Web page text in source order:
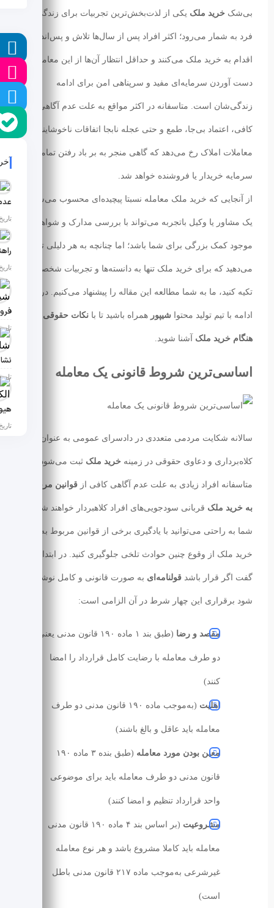
تاریخ
تاریخ
تاریخ
تاریخ
تاریخ
بی‌شک خرید ملک یکی از لذت‌بخش‌ترین تجربیات برای زندگی هر
فرد به شمار می‌رود؛ اکثر افراد پس از سال‌ها تلاش و پس‌انداز
اقدام به خرید ملک می‌کنند و حداقل انتظار آن‌ها از این معامله به
دست آوردن سرمایه‌ای مفید و سرپناهی امن برای ادامه
زندگی‌شان است. متاسفانه در اکثر مواقع به علت عدم آگاهی
کافی، اعتماد بی‌جا، طمع و حتی عجله نابجا اتفاقات ناخوشایندی در
معاملات املاک رخ می‌دهد که گاهی منجر به بر باد رفتن تمامی
سرمایه خریدار یا فروشنده خواهد شد.
از آنجایی که خرید ملک معامله نسبتا پیچیده‌ای محسوب می‌شود،
یک مشاور یا وکیل باتجربه می‌تواند با بررسی مدارک و شواهد
موجود کمک بزرگی برای شما باشد؛ اما چنانچه به هر دلیلی ترجیح
می‌دهید که برای خرید ملک تنها به دانسته‌ها و تجربیات شخصیتان
تکیه کنید، ما به شما مطالعه این مقاله را پیشنهاد می‌کنیم. در
ادامه با تیم تولید محتوا شیپور همراه باشید تا با نکات حقوقی
هنگام خرید ملک آشنا شوید.
اساسی‌ترین شروط قانونی یک معامله
سالانه شکایت مردمی متعددی در دادسرای عمومی به عنوان
کلاه‌برداری و دعاوی حقوقی در زمینه خرید ملک ثبت می‌شود.
متاسفانه افراد زیادی به علت عدم آگاهی کافی از قوانین مربوط
به خرید ملک قربانی سودجویی‌های افراد کلاهبردار خواهند شد.
شما به راحتی می‌توانید با یادگیری برخی از قوانین مربوط به
خرید ملک از وقوع چنین حوادث تلخی جلوگیری کنید. در ابتدا باید
گفت اگر قرار باشد قولنامه‌ای به‌ صورت قانونی و کامل نوشته
شود برقراری این چهار شرط در آن الزامی است:
مقصد و رضا (طبق بند ۱ ماده ۱۹۰ قانون مدنی یعنی
دو طرف معامله با رضایت کامل قرارداد را امضا
کنند)
اهلیت (به‌موجب ماده ۱۹۰ قانون مدنی دو طرف
معامله باید عاقل و بالغ باشند)
معین بودن مورد معامله (طبق بنده ۳ ماده ۱۹۰
قانون مدنی دو طرف معامله باید برای موضوعی
واحد قرارداد تنظیم و امضا کنند)
مشروعیت (بر اساس بند ۴ ماده ۱۹۰ قانون مدنی
معامله باید کاملا مشروع باشد و هر نوع معامله
غیرشرعی به‌موجب ماده ۲۱۷ قانون مدنی باطل
است)